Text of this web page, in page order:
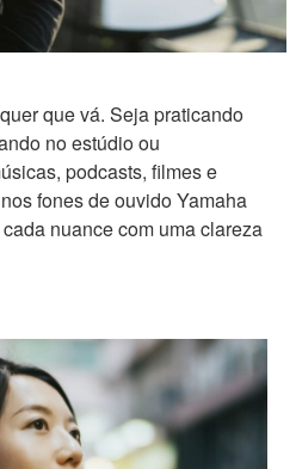
que vá. Seja praticando
no estúdio ou
podcasts, filmes e
fones de ouvido Yamaha
nuance com uma clareza